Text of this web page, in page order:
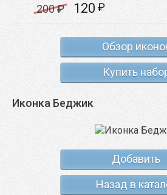
200₽ 120 ₽
Обзор
Купить
Иконка Беджик
Добавить
Назад в